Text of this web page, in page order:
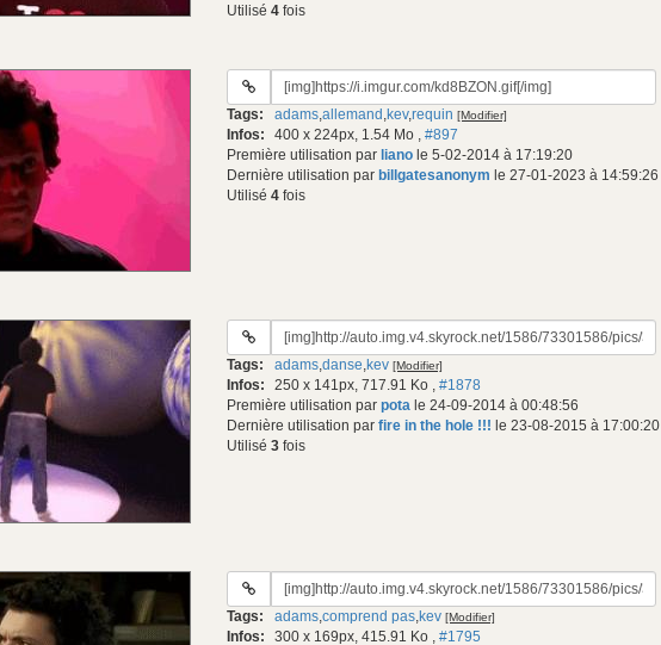
Utilisé 4 fois
URL
gif:
Tags: adams,allemand ,kev,requin [Modifier]
Infos: 400 x 224px, 1.54 Mo , #897
Première utilisation par liano le 5-02-2014 à 17:19:20
Dernière utilisation par billgatesanonym le 27-01-2023 à 14:59:26
Utilisé 4 fois
URL
gif:
Tags: adams,danse,kev [Modifier]
Infos: 250 x 141px, 717.91 Ko , #1878
Première utilisation par pota le 24-09-2014 à 00:48:56
Dernière utilisation par fire in the hole !!! le 23-08-2015 à 17:00:20
Utilisé 3 fois
URL
gif:
Tags: adams,comprend pas,kev [Modifier]
Infos: 300 x 169px, 415.91 Ko , #1795